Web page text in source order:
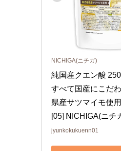
NICHIGA(ニチガ)
純国産クエン酸
すべて国産にこだ
県産サツマイモ使
[05] NICHIGA(ニチ
jyunkokukuenn01